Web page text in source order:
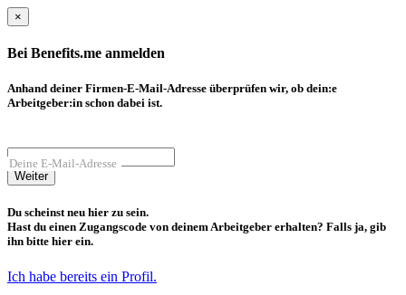
×
Bei Benefits.me anmelden
Anhand deiner Firmen-E-Mail-Adresse überprüfen wir, ob dein:e
Arbeitgeber:in schon dabei ist.
Deine E-Mail-Adresse
Weiter
Du scheinst neu hier zu sein.
Hast du einen Zugangscode von deinem Arbeitgeber erhalten? Falls ja, gib
ihn bitte hier ein.
Ich habe bereits ein Profil.